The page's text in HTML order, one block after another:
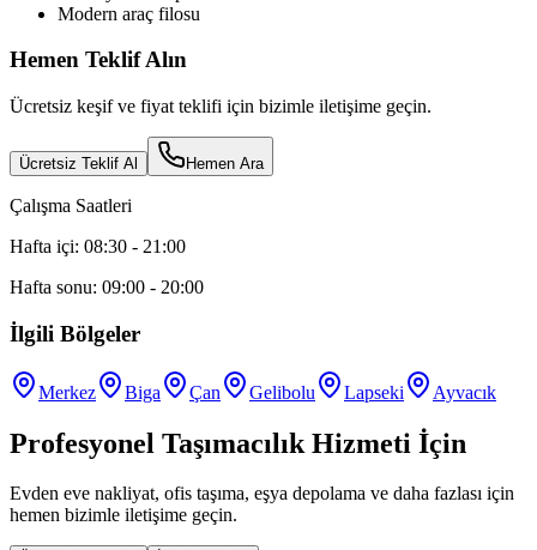
Modern araç filosu
Hemen Teklif Alın
Ücretsiz keşif ve fiyat teklifi için bizimle iletişime geçin.
Ücretsiz Teklif Al Hemen Ara
Çalışma Saatleri
Hafta içi: 08:30 - 21:00
Hafta sonu: 09:00 - 20:00
İlgili Bölgeler
Merkez Biga Çan Gelibolu Lapseki Ayvacık
Profesyonel Taşımacılık Hizmeti İçin
Evden eve nakliyat, ofis taşıma, eşya depolama ve daha fazlası için
hemen bizimle iletişime geçin.